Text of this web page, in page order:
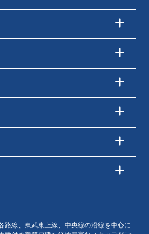
路線、東武東上線、中央線の沿線を中心に